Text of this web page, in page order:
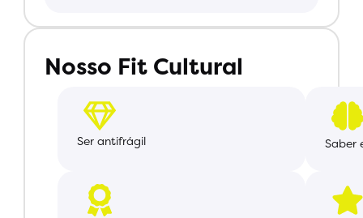
Nosso Fit Cultural
Ser antifrágil Saber